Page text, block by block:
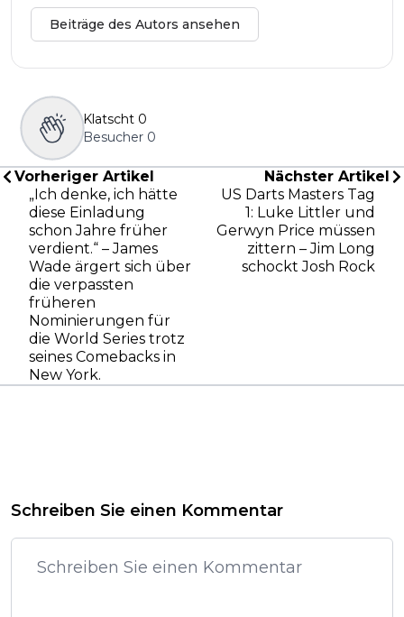
Beiträge des Autors ansehen
Klatscht 0
Besucher 0
Vorheriger Artikel
„Ich denke, ich hätte
diese Einladung
schon Jahre früher
verdient.“ – James
Wade ärgert sich über
die verpassten
früheren
Nominierungen für
die World Series trotz
seines Comebacks in
New York.
Nächster Artikel
US Darts Masters Tag
1: Luke Littler und
Gerwyn Price müssen
zittern – Jim Long
schockt Josh Rock
Schreiben Sie einen Kommentar